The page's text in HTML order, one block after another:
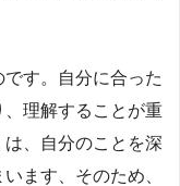
す。自分に合った
理解することが重
、自分のことを深
ます、そのため、